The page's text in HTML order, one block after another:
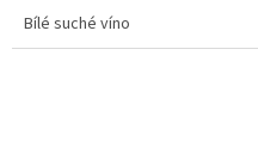
Bílé suché víno